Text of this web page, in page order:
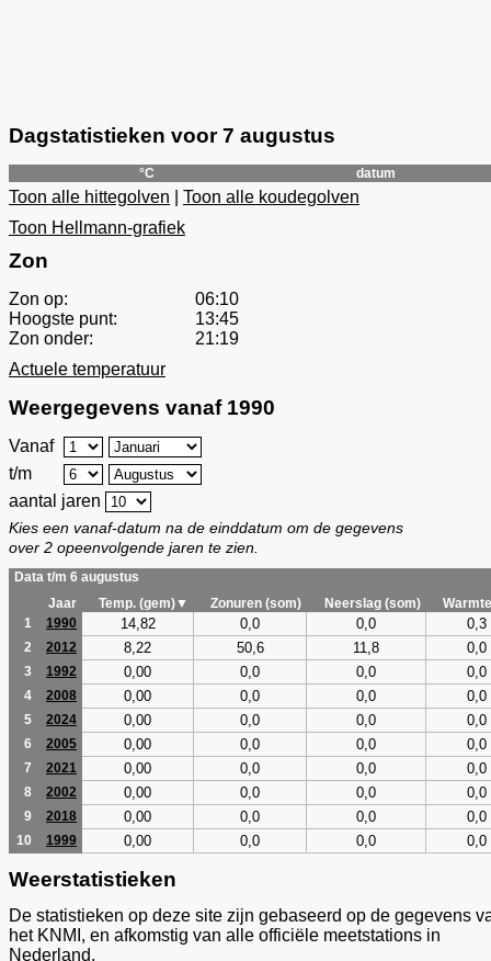
Dagstatistieken voor 7 augustus
°C datum
Toon alle hittegolven
Toon alle koudegolven
Toon Hellmann-grafiek
Zon
Zon op:
06:10
Hoogste punt:
13:45
Zon onder:
21:19
Actuele temperatuur
Weergegevens vanaf 1990
Vanaf
t/m
aantal jaren
Kies een vanaf-datum na de einddatum om de gegevens
over 2 opeenvolgende jaren te zien.
Data t/m 6 augustus
Jaar
Temp. (gem)▼ Zonuren (som) Neerslag (som)
1
1990 14,82 0,0 0,0 0,3
2 2012 8,22 50,6 11,8 0,0
3 1992 0,00 0,0 0,0 0,0
4 2008 0,00 0,0 0,0 0,0
5 2024 0,00 0,0 0,0 0,0
6 2005 0,00 0,0 0,0 0,0
7 2021 0,00 0,0 0,0 0,0
8 2002 0,00 0,0 0,0 0,0
9 2018 0,00 0,0 0,0 0,0
10 1999 0,00 0,0 0,0 0,0
Weerstatistieken
De statistieken op deze site zijn gebaseerd op de gegevens
het KNMI, en afkomstig van alle officiële meetstations in
Nederland.